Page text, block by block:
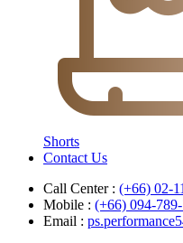
Shorts
Contact Us
Call Center : (+66) 02-
Mobile : (+66) 094-
Email :